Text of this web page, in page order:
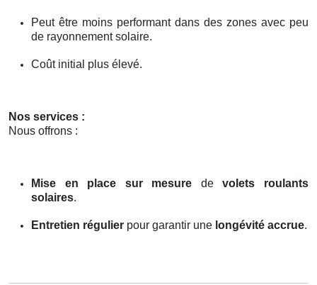
Peut être moins performant dans des zones avec peu
de rayonnement solaire.
Coût initial plus élevé.
Nos services :
Nous offrons :
Mise en place sur mesure devolets roulants
solaires.
Entretien régulier pour garantir une longévité accrue.